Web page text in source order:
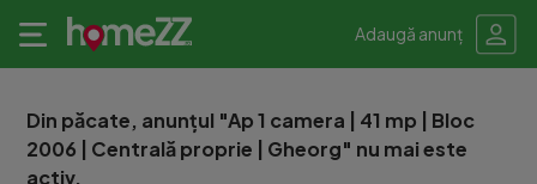
Adaugă anunț
Din păcate, anunțul "Ap 1 camera | 41 mp | Bloc
2006 | Centrală proprie | Gheorg" nu mai este
activ.